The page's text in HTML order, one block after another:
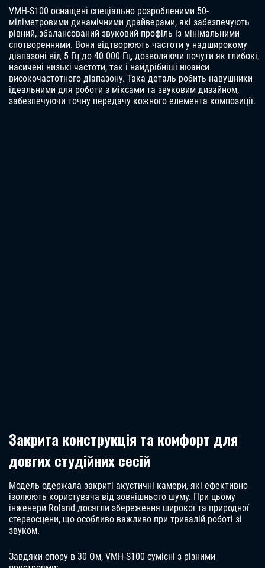
VMH-S100 оснащені спеціально розробленими 50-
міліметровими динамічними драйверами, які забезпечують
рівний, збалансований звуковий профіль із мінімальними
спотвореннями. Вони відтворюють частоти у надширокому
діапазоні від 5 Гц до 40 000 Гц, дозволяючи почути як глибокі,
насичені низькі частоти, так і найдрібніші нюанси
високочастотного діапазону. Така деталь робить навушники
ідеальними для роботи з міксами та звуковим дизайном,
забезпечуючи точну передачу кожного елемента композиції.
Закрита конструкція та комфорт для
довгих студійних сесій
Модель одержала закриті акустичні камери, які ефективно
ізолюють користувача від зовнішнього шуму. При цьому
інженери Roland досягли збереження широкої та природної
стереосцени, що особливо важливо при тривалій роботі зі
звуком.
Завдяки опору в 30 Ом, VMH-S100 сумісні з різними